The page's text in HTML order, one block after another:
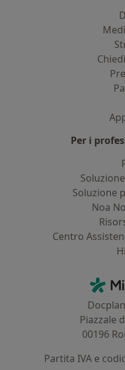
Per i
Soluzione
Noa
Centro
Piazzale
00196
Partita IVA e